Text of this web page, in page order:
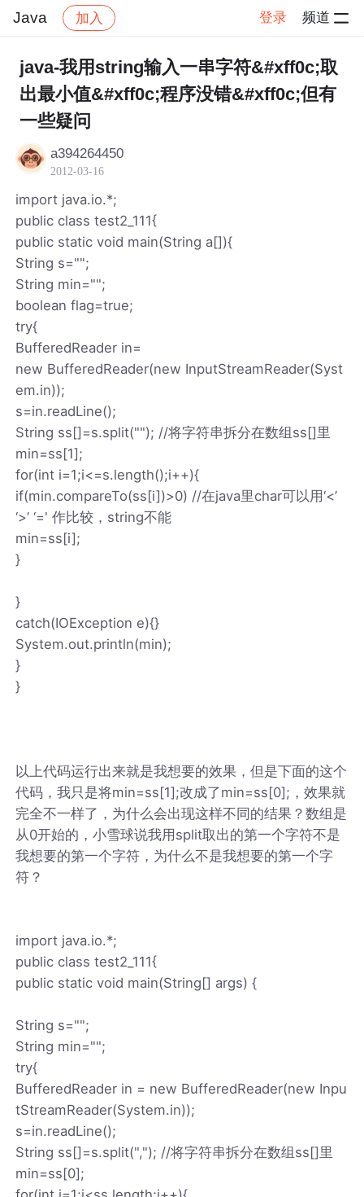
Java 加入 登录 频道
社区 Java 帖子详情
java-我用string输入一串字符&#xff0c;取
出最小值&#xff0c;程序没错&#xff0c;但有
一些疑问
a394264450
2012-03-16
import java.io.*;
public class test2_111{
public static void main(String a[]){
String s="";
String min="";
boolean flag=true;
try{
BufferedReader in=
new BufferedReader(new InputStreamReader(Syst
em.in));
s=in.readLine();
String ss[]=s.split(""); //将字符串拆分在数组ss[]里
min=ss[1];
for(int i=1;i<=s.length();i++){
if(min.compareTo(ss[i])>0) //在java里char可以用‘<’
‘>’ ‘=' 作比较，string不能
min=ss[i];
}
}
catch(IOException e){}
System.out.println(min);
}
}
以上代码运行出来就是我想要的效果，但是下面的这个
代码，我只是将min=ss[1];改成了min=ss[0];，效果就
完全不一样了，为什么会出现这样不同的结果？数组是
从0开始的，小雪球说我用split取出的第一个字符不是
我想要的第一个字符，为什么不是我想要的第一个字
符？
import java.io.*;
public class test2_111{
public static void main(String[] args) {
String s="";
String min="";
try{
BufferedReader in = new BufferedReader(new Inpu
tStreamReader(System.in));
s=in.readLine();
String ss[]=s.split(","); //将字符串拆分在数组ss[]里
min=ss[0];